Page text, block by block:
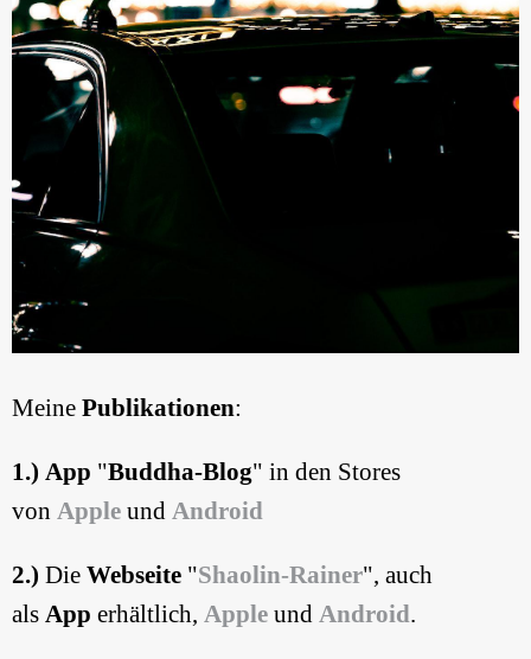
Meine Publikationen:
1.) App "Buddha-Blog" in den Stores
von Apple und Android
2.) Die Webseite "Shaolin-Rainer", auch
als App erhältlich, Apple und Android.